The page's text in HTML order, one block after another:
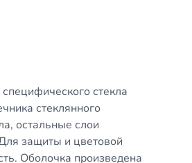
стекла
стеклянного
остальные слои
защиты и цветовой
Оболочка произведена